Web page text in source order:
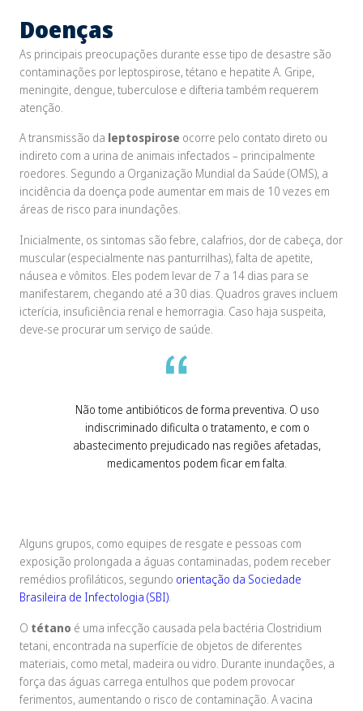
Doenças
As principais preocupações durante esse tipo de desastre são
contaminações por leptospirose, tétano e hepatite A. Gripe,
meningite, dengue, tuberculose e difteria também requerem
atenção.
A transmissão da leptospirose ocorre pelo contato direto ou
indireto com a urina de animais infectados – principalmente
roedores. Segundo a Organização Mundial da Saúde (OMS), a
incidência da doença pode aumentar em mais de 10 vezes em
áreas de risco para inundações.
Inicialmente, os sintomas são febre, calafrios, dor de cabeça, dor
muscular (especialmente nas panturrilhas), falta de apetite,
náusea e vômitos. Eles podem levar de 7 a 14 dias para se
manifestarem, chegando até a 30 dias. Quadros graves incluem
icterícia, insuficiência renal e hemorragia. Caso haja suspeita,
deve-se procurar um serviço de saúde.
Não tome antibióticos de forma preventiva. O uso
indiscriminado dificulta o tratamento, e com o
abastecimento prejudicado nas regiões afetadas,
medicamentos podem ficar em falta.
Alguns grupos, como equipes de resgate e pessoas com
exposição prolongada a águas contaminadas, podem receber
remédios profiláticos, segundo orientação da Sociedade
Brasileira de Infectologia (SBI).
O tétano é uma infecção causada pela bactéria Clostridium
tetani, encontrada na superfície de objetos de diferentes
materiais, como metal, madeira ou vidro. Durante inundações, a
força das águas carrega entulhos que podem provocar
ferimentos, aumentando o risco de contaminação. A vacina